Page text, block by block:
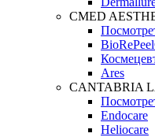
CMED
Ares
CANTABRIA
Endocare
Heliocare